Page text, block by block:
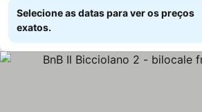
Selecione as datas para ver os preços
exatos.